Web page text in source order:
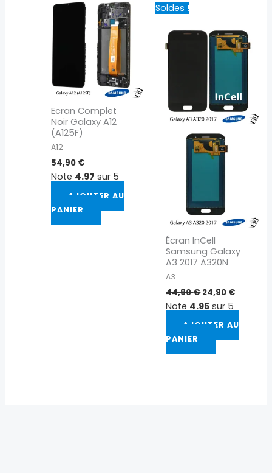
Ecran Complet
Noir Galaxy A12
(A125F)
A12
54,90 €
Note 4.97 sur 5
AJOUTER AU
PANIER
Soldes !
Écran InCell
Samsung Galaxy
A3 2017 A320N
A3
44,90€
était :
44,90 €.
24,90 €
est :
24,90 €.
Note 4.95 sur 5
AJOUTER AU
PANIER